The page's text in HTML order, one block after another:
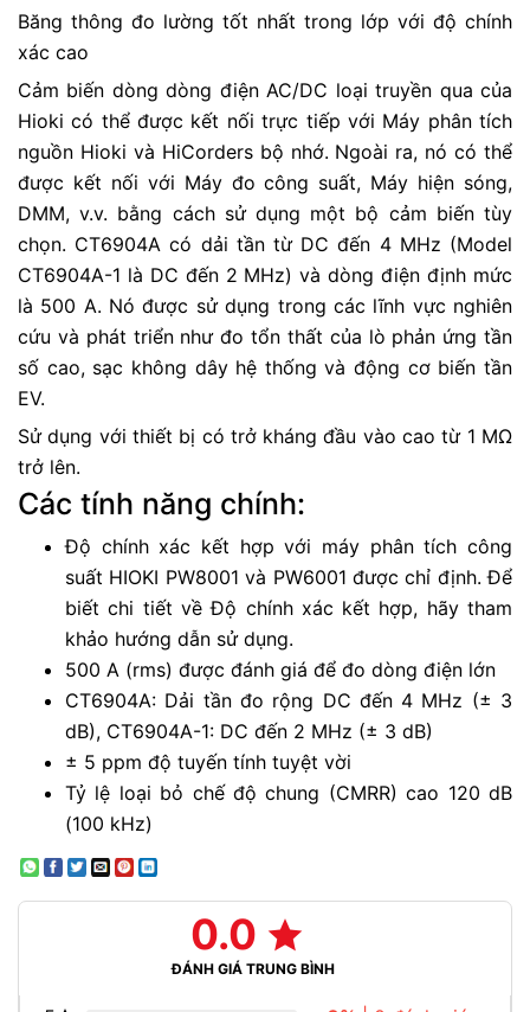
Băng thông đo lường tốt nhất trong lớp với độ chính
xác cao
Cảm biến dòng dòng điện AC/DC loại truyền qua của
Hioki có thể được kết nối trực tiếp với Máy phân tích
nguồn Hioki và HiCorders bộ nhớ. Ngoài ra, nó có thể
được kết nối với Máy đo công suất, Máy hiện sóng,
DMM, v.v. bằng cách sử dụng một bộ cảm biến tùy
chọn. CT6904A có dải tần từ DC đến 4 MHz (Model
CT6904A-1 là DC đến 2 MHz) và dòng điện định mức
là 500 A. Nó được sử dụng trong các lĩnh vực nghiên
cứu và phát triển như đo tổn thất của lò phản ứng tần
số cao, sạc không dây hệ thống và động cơ biến tần
EV.
Sử dụng với thiết bị có trở kháng đầu vào cao từ 1 MΩ
trở lên.
Các tính năng chính:
Độ chính xác kết hợp với máy phân tích công
suất HIOKI PW8001 và PW6001 được chỉ định. Để
biết chi tiết về Độ chính xác kết hợp, hãy tham
khảo hướng dẫn sử dụng.
500 A (rms) được đánh giá để đo dòng điện lớn
CT6904A: Dải tần đo rộng DC đến 4 MHz (± 3
dB), CT6904A-1: DC đến 2 MHz (± 3 dB)
± 5 ppm độ tuyến tính tuyệt vời
Tỷ lệ loại bỏ chế độ chung (CMRR) cao 120 dB
(100 kHz)
0.0
ĐÁNH GIÁ TRUNG BÌNH